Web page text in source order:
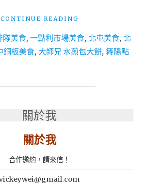
CONTINUE READING
北
屯
舞
隊美食, 一點利市場美食, 北屯美食, 北
銅板美食, 大師兄 水煎包大餅, 舞陽點
關於我
關於我
合作邀約，請來信！